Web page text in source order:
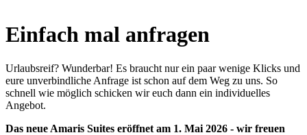
Einfach mal anfragen
Urlaubsreif? Wunderbar! Es braucht nur ein paar wenige Klicks und
eure unverbindliche Anfrage ist schon auf dem Weg zu uns. So
schnell wie möglich schicken wir euch dann ein individuelles
Angebot.
Das neue Amaris Suites eröffnet am 1. Mai 2026 - wir freuen